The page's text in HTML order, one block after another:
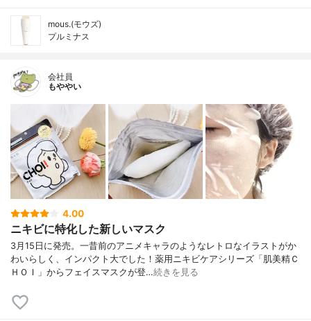
mous.(モウズ)
プルミナス
会社員
もややい
4.00
ニキビに特化した新しいマスク
3月15日に発売。一昔前のアニメキャラのようなレトロなイラストがか
わいらしく、インパクト大でした！薬用ニキビケアシリーズ「肌美精Ｃ
ＨＯＩ」からフェイスマスクが登…続きを見る